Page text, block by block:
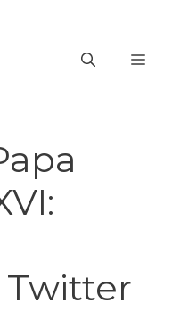
Twitter